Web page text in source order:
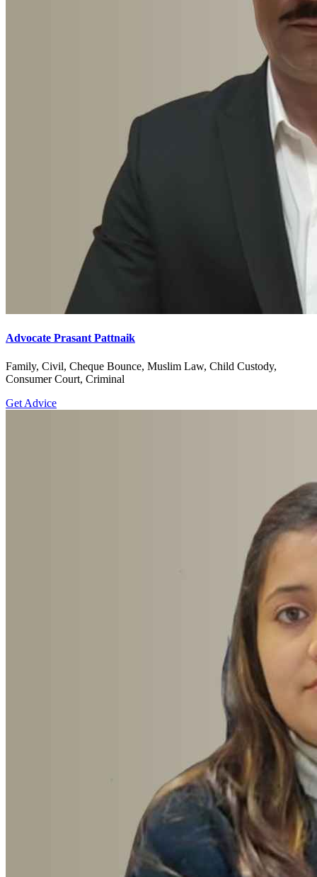
Advocate Prasant Pattnaik
Family, Civil, Cheque Bounce, Muslim Law, Child Custody,
Consumer Court, Criminal
Get Advice